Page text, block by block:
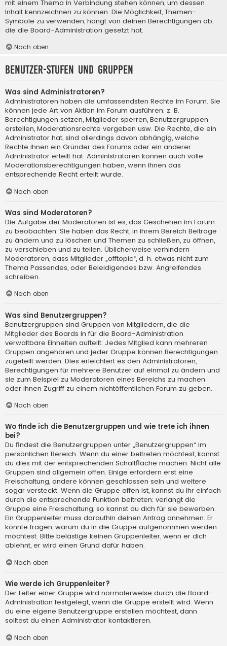
mit einem Thema in Verbindung stehen können, um dessen
Inhalt kennzeichnen zu können. Die Möglichkeit, Themen-
Symbole zu verwenden, hängt von deinen Berechtigungen ab,
die die Board-Administration gesetzt hat.
Nach oben
Benutzer-Stufen und Gruppen
Was sind Administratoren?
Administratoren haben die umfassendsten Rechte im Forum. Sie
können jede Art von Aktion im Forum ausführen; z. B.
Berechtigungen setzen, Mitglieder sperren, Benutzergruppen
erstellen, Moderationsrechte vergeben usw. Die Rechte, die ein
Administrator hat, sind allerdings davon abhängig, welche
Rechte ihnen ein Gründer des Forums oder ein anderer
Administrator erteilt hat. Administratoren können auch volle
Moderationsberechtigungen haben, wenn ihnen das
entsprechende Recht erteilt wurde.
Nach oben
Was sind Moderatoren?
Die Aufgabe der Moderatoren ist es, das Geschehen im Forum
zu beobachten. Sie haben das Recht, in ihrem Bereich Beiträge
zu ändern und zu löschen und Themen zu schließen, zu öffnen,
zu verschieben und zu teilen. Üblicherweise verhindern
Moderatoren, dass Mitglieder „offtopic“, d. h. etwas nicht zum
Thema Passendes, oder Beleidigendes bzw. Angreifendes
schreiben.
Nach oben
Was sind Benutzergruppen?
Benutzergruppen sind Gruppen von Mitgliedern, die die
Mitglieder des Boards in für die Board-Administration
verwaltbare Einheiten aufteilt. Jedes Mitglied kann mehreren
Gruppen angehören und jeder Gruppe können Berechtigungen
zugeteilt werden. Dies erleichtert es den Administratoren,
Berechtigungen für mehrere Benutzer auf einmal zu ändern und
sie zum Beispiel zu Moderatoren eines Bereichs zu machen
oder ihnen Zugriff zu einem nichtöffentlichen Forum zu geben.
Nach oben
Wo finde ich die Benutzergruppen und wie trete ich ihnen
bei?
Du findest die Benutzergruppen unter „Benutzergruppen“ im
persönlichen Bereich. Wenn du einer beitreten möchtest, kannst
du dies mit der entsprechenden Schaltfläche machen. Nicht alle
Gruppen sind allgemein offen. Einige erfordern erst eine
Freischaltung, andere können geschlossen sein und weitere
sogar versteckt. Wenn die Gruppe offen ist, kannst du ihr einfach
durch die entsprechende Funktion beitreten; verlangt die
Gruppe eine Freischaltung, so kannst du dich für sie bewerben.
Ein Gruppenleiter muss daraufhin deinen Antrag annehmen. Er
könnte fragen, warum du in die Gruppe aufgenommen werden
möchtest. Bitte belästige keinen Gruppenleiter, wenn er dich
ablehnt, er wird einen Grund dafür haben.
Nach oben
Wie werde ich Gruppenleiter?
Der Leiter einer Gruppe wird normalerweise durch die Board-
Administration festgelegt, wenn die Gruppe erstellt wird. Wenn
du eine eigene Benutzergruppe erstellen möchtest, dann
solltest du einen Administrator kontaktieren.
Nach oben